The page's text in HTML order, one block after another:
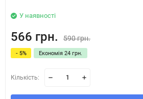
У наявності
566 грн. 590 грн.
- 5% Економія 24 грн.
Кількість: